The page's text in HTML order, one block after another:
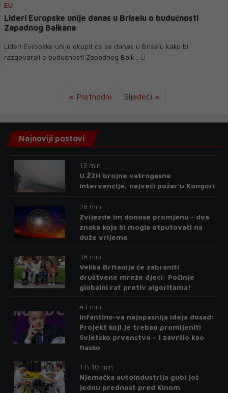
EU
Lideri Europske unije danas u Briselu o budućnosti
Zapadnog Balkana
Lideri Evropske unije okupit će se danas u Briselu kako bi
razgovarali o budućnosti Zapadnog Balk...
« Prethodni Sljedeći »
Najnoviji postovi
13 min
U ŽZH brojne vatrogasne
intervencije, najveći požar u Kongori
28 min
Zvijezde im donose promjenu - dva
znaka koja bi mogla otputovati na
duže vrijeme
38 min
Velika Britanija će zabraniti
društvene mreže djeci: Počinje
globalni rat protiv algoritama!
43 min
Infantino-va najopasnija ideja dosad:
Projekt koji je trebao promijeniti
Svjetsko prvenstvo – i završio kao
fiasko
1 h 10 min
Njemačka autoindustrija gubi još
jednu prednost pred Kinom